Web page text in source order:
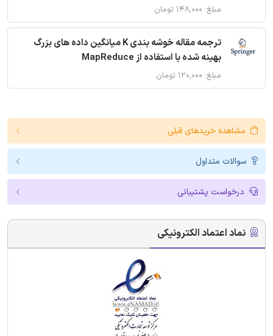
مبلغ: ۱۴۸,۰۰۰ تومان
ترجمه مقاله خوشه بندی K میانگین داده های بزرگ
بهینه شده با استفاده از MapReduce
مبلغ: ۱۲۰,۰۰۰ تومان
مشاهده خریدهای قبلی
سوالات متداول
درخواست پشتیبانی
نماد اعتماد الکترونیکی